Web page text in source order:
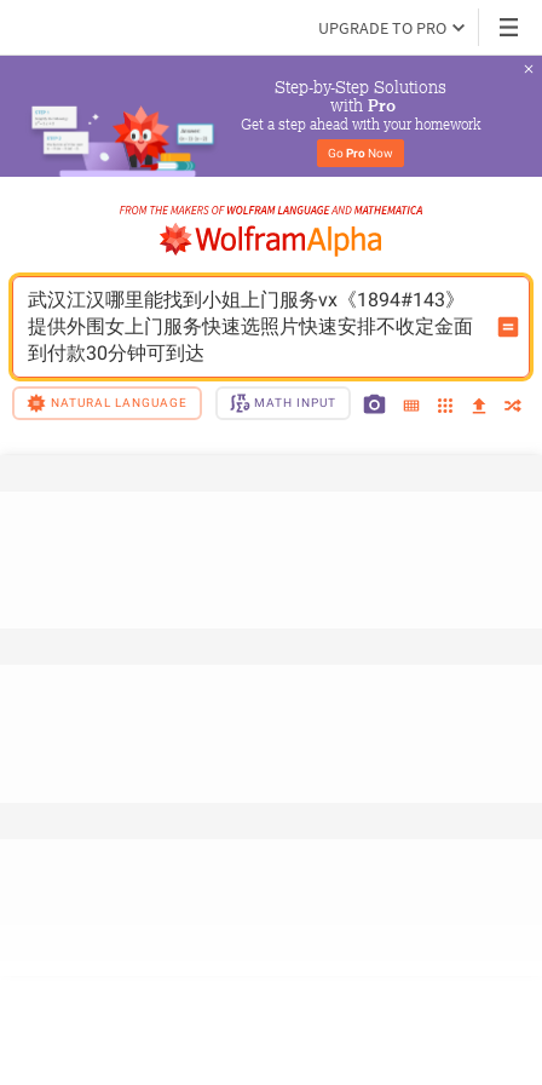
UPGRADE TO PRO
Step-by-Step Solutions
with Pro
Get a step ahead with your homework
Go Pro Now
武汉江汉哪里能找到小姐上门服务vx《1894#143》
提供外围女上门服务快速选照片快速安排不收定金面
到付款30分钟可到达
NATURAL LANGUAGE MATH INPUT